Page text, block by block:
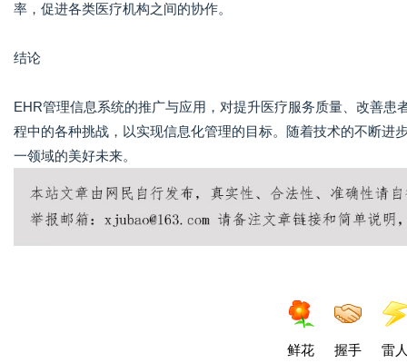
率，促进各类医疗机构之间的协作。
结论
EHR管理信息系统的推广与应用，对提升医疗服务质量、改善
程中的各种挑战，以实现信息化管理的目标。随着技术的不断进
一领域的美好未来。
鲜花 握手 雷